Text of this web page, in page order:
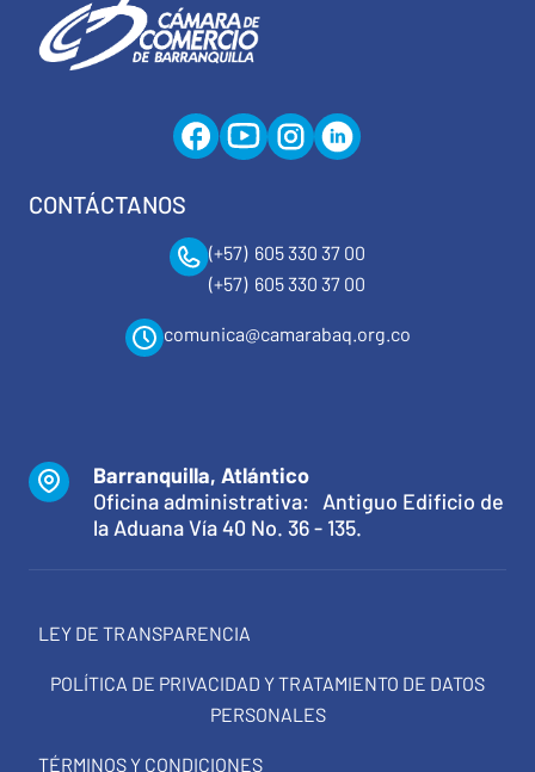
CONTÁCTANOS
(+57) 605 330 37 00
(+57) 605 330 37 00
comunica@camarabaq.org.co
Barranquilla, Atlántico
Oficina administrativa: Antiguo Edificio de
la Aduana Vía 40 No. 36 - 135.
LEY DE TRANSPARENCIA
POLÍTICA DE PRIVACIDAD Y TRATAMIENTO DE DATOS
PERSONALES
TÉRMINOS Y CONDICIONES